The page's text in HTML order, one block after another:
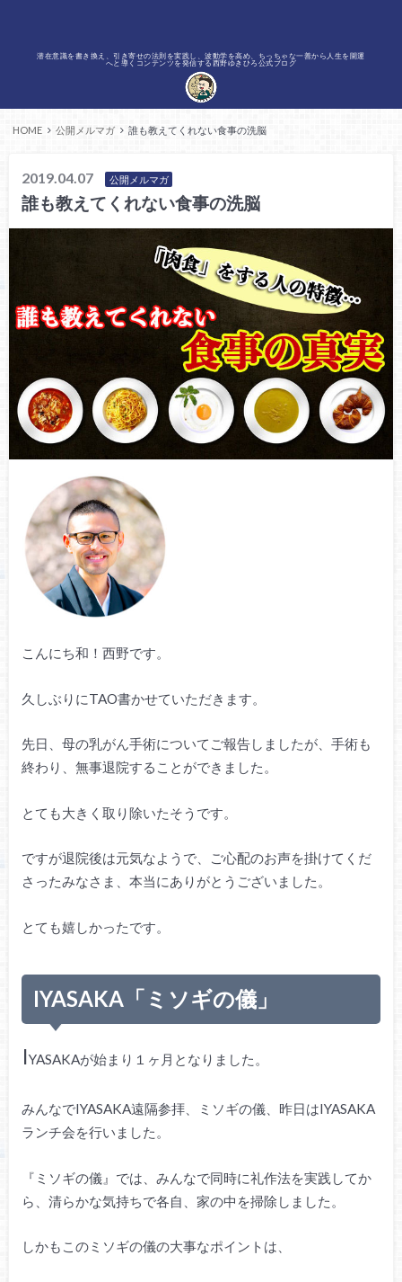
潜在意識を書き換え、引き寄せの法則を実践し、波動学を高め、ちっちゃな一善から人生を開運
へと導くコンテンツを発信する西野ゆきひろ公式ブログ
HOME 公開メルマガ 誰も教えてくれない食事の洗脳
2019.04.07 公開メルマガ
誰も教えてくれない食事の洗脳
こんにち和！西野です。
久しぶりにTAO書かせていただきます。
先日、母の乳がん手術についてご報告しましたが、手術も
終わり、無事退院することができました。
とても大きく取り除いたそうです。
ですが退院後は元気なようで、ご心配のお声を掛けてくだ
さったみなさま、本当にありがとうございました。
とても嬉しかったです。
IYASAKA「ミソギの儀」
IYASAKAが始まり１ヶ月となりました。
みんなでIYASAKA遠隔参拝、ミソギの儀、昨日はIYASAKA
ランチ会を行いました。
『ミソギの儀』では、みんなで同時に礼作法を実践してか
ら、清らかな気持ちで各自、家の中を掃除しました。
しかもこのミソギの儀の大事なポイントは、